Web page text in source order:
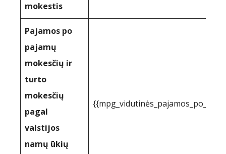
mokestis
Pajamos po
pajamų
mokesčių ir
turto
mokesčių
pagal
valstijos
namų ūkių